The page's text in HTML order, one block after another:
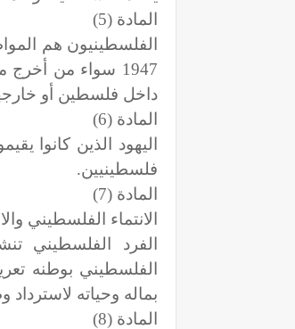
المادة (5)
الفلسطينيون هم
1947 سواء من
داخل فلسطين أو
المادة (6)
اليهود الذين كانوا
فلسطينيين.
المادة (7)
الانتماء الفلسطيني
الفرد الفلسطيني
الفلسطيني بوطنه
بماله وحياته
المادة (8)